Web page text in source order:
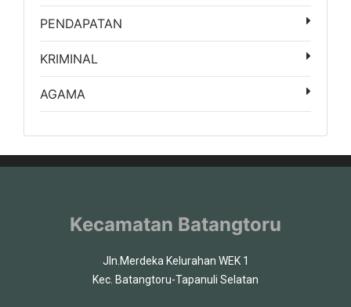
PENDAPATAN
KRIMINAL
AGAMA
Kecamatan Batangtoru
Jln.Merdeka Kelurahan WEK 1
Kec. Batangtoru-Tapanuli Selatan